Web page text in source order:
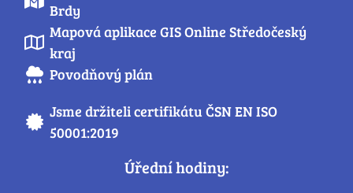
Brdy
Mapová aplikace GIS Online Středočeský
kraj
Povodňový plán
Jsme držiteli certifikátu ČSN EN ISO
50001:2019
Úřední hodiny: